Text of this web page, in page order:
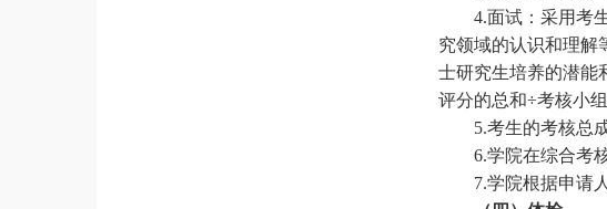
4.面试：采用考
究领域的认识和理解
士研究生培养的潜能
评分的总和÷考核小
5.考生的考核总
6.学院在综合考
7.学院根据申请